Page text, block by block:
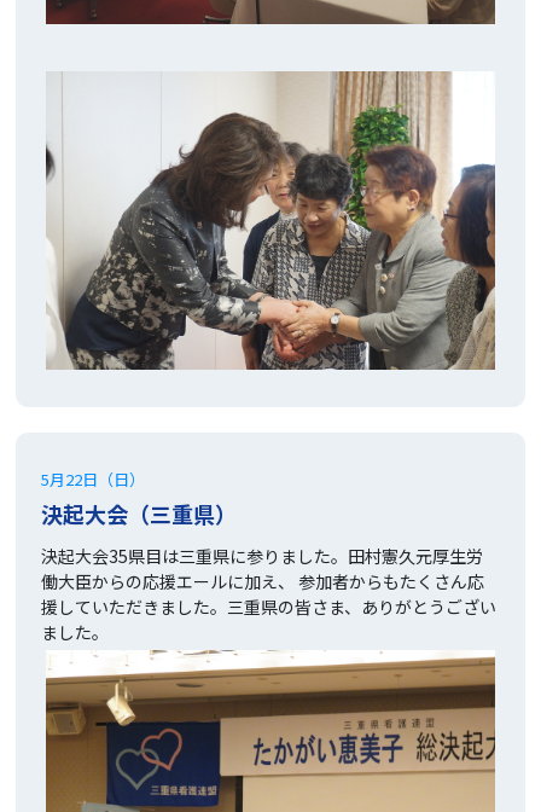
5月22日（日）
決起大会（三重県）
決起大会35県目は三重県に参りました。田村憲久元厚生労
働大臣からの応援エールに加え、 参加者からもたくさん応
援していただきました。三重県の皆さま、ありがとうござい
ました。